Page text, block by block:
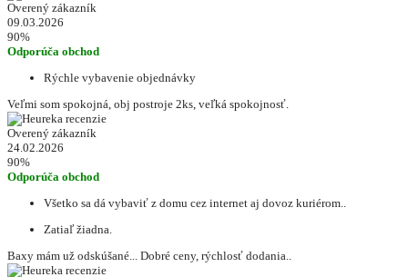
Overený zákazník
09.03.2026
90%
Odporúča obchod
Rýchle vybavenie objednávky
Veľmi som spokojná, obj postroje 2ks, veľká spokojnosť.
Overený zákazník
24.02.2026
90%
Odporúča obchod
Všetko sa dá vybaviť z domu cez internet aj dovoz kuriérom..
Zatiaľ žiadna.
Baxy mám už odskúšané... Dobré ceny, rýchlosť dodania..